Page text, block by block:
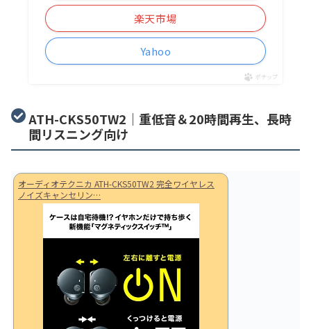
楽天市場
Yahoo
ポチップ
ATH-CKS50TW2｜重低音＆20時間再生、長時
間リスニング向け
オーディオテクニカ ATH-CKS50TW2 完全ワイヤレス
ノイズキャンセリン…